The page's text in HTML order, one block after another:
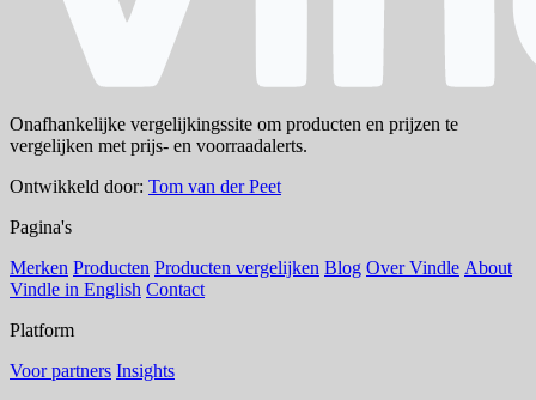
Onafhankelijke vergelijkingssite om producten en prijzen te
vergelijken met prijs- en voorraadalerts.
Ontwikkeld door: Tom van der Peet
Pagina's
Merken Producten Producten vergelijken Blog Over Vindle About
Vindle in English Contact
Platform
Voor partners Insights